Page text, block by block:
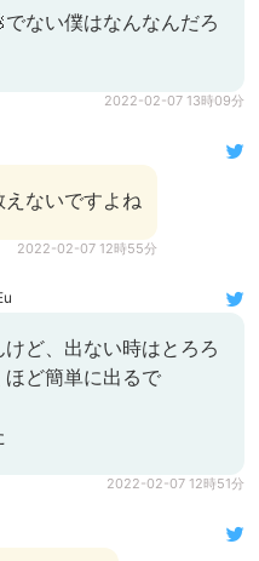
ない僕はなんなんだろ
2022-02-07 13時09分
ないですよね
2022-02-07 12時55分
ど、出ない時はとろろ
ど簡単に出るで
2022-02-07 12時51分